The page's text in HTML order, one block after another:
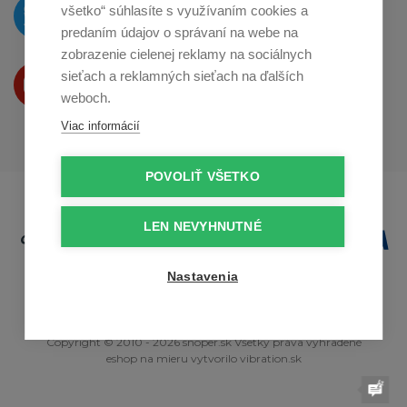
O novinkách píšeme
na Twitteri
Produkty Vám predstavujeme
naYoutube
Copyright © 2010 - 2026 snoper.sk Všetky práva vyhradené
eshop na mieru vytvorilo vibration.sk
všetko“ súhlasíte s využívaním cookies a
predaním údajov o správaní na webe na
zobrazenie cielenej reklamy na sociálnych
sieťach a reklamných sieťach na ďalších
weboch.
Viac informácií
POVOLIŤ VŠETKO
LEN NEVYHNUTNÉ
Nastavenia